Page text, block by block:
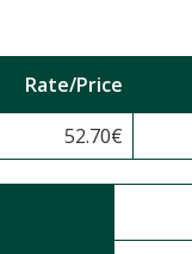
Rate/Price
52.70€